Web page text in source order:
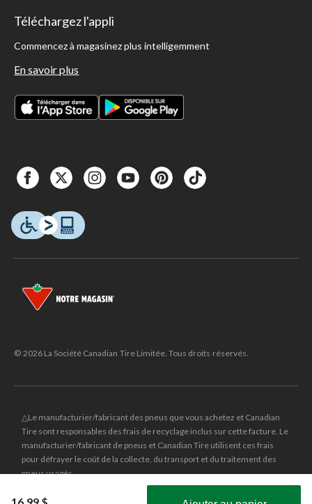
Téléchargez l'appli
Commencez à magasinez plus intelligemment
En savoir plus
© 2026 La Société Canadian Tire Limitée. Tous droits réservés.
△Le manufacturier/fabricant des pneus que vous achetez et Canadian
Tire sont responsables des frais de recyclage inclus sur cette facture. Le
manufacturier/fabricant de pneus et Canadian Tire utilisent ces frais
pour défrayer le coût de la collecte, du transport et du traitement des
pneus usagés.
et le logo du triangle CANADIAN TIRE sont des